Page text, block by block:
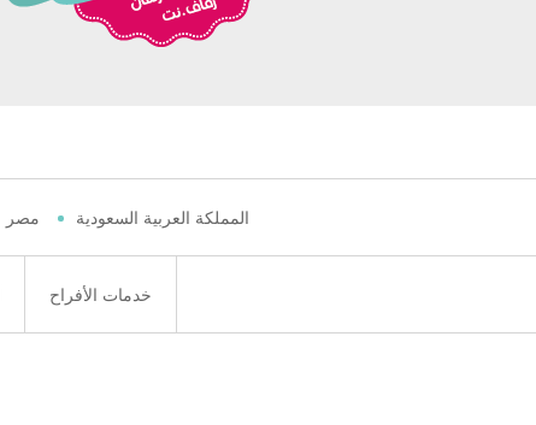
المملكة العربية السعودية مصر
خدمات الأفراح